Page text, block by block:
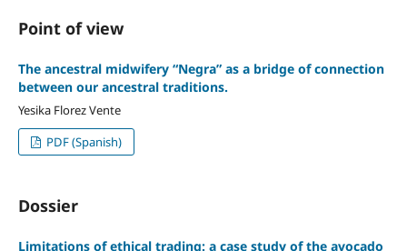
Point of view
The ancestral midwifery “Negra” as a bridge of connection
between our ancestral traditions.
Yesika Florez Vente
PDF (Spanish)
Dossier
Limitations of ethical trading: a case study of the avocado